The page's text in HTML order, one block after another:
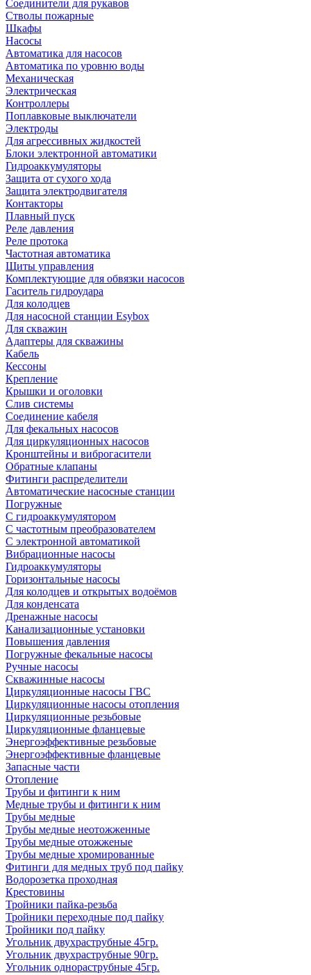
Соединители для рукавов
Стволы пожарные
Шкафы
Насосы
Автоматика для насосов
Автоматика по уровню воды
Механическая
Электрическая
Контроллеры
Поплавковые выключатели
Электроды
Для агрессивных жидкостей
Блоки электронной автоматики
Гидроаккумуляторы
Защита от сухого хода
Защита электродвигателя
Контакторы
Плавный пуск
Реле давления
Реле протока
Частотная автоматика
Щиты управления
Комплектующие для обвязки насосов
Гаситель гидроудара
Для колодцев
Для насосной станции Esybox
Для скважин
Адаптеры для скважины
Кабель
Кессоны
Крепление
Крышки и оголовки
Слив системы
Соединение кабеля
Для фекальных насосов
Для циркуляционных насосов
Кронштейны и виброгасители
Обратные клапаны
Фитинги распределители
Автоматические насосные станции
Погружные
С гидроаккумулятором
С частотным преобразователем
С электронной автоматикой
Вибрационные насосы
Гидроаккумуляторы
Горизонтальные насосы
Для колодцев и открытых водоёмов
Для конденсата
Дренажные насосы
Канализационные установки
Повышения давления
Погружные фекальные насосы
Ручные насосы
Скважинные насосы
Циркуляционные насосы ГВС
Циркуляционные насосы отопления
Циркуляционные резьбовые
Циркуляционные фланцевые
Энергоэффективные резьбовые
Энергоэффективные фланцевые
Запасные части
Отопление
Трубы и фитинги к ним
Медные трубы и фитинги к ним
Трубы медные
Трубы медные неотожженные
Трубы медные отожженые
Трубы медные хромированные
Фитинги для медных труб под пайку
Водорозетка проходная
Крестовины
Тройники пайка-резьба
Тройники переходные под пайку
Тройники под пайку
Угольник двухраструбные 45гр.
Угольник двухраструбные 90гр.
Угольник однораструбные 45гр.